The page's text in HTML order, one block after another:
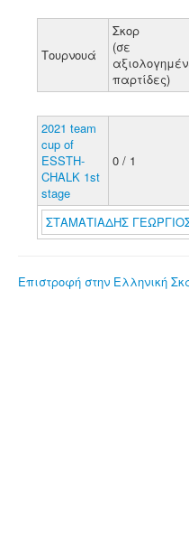
Τουρνουά
Σκορ
(σε
παρτίδες)
2021 team
cup of
ESSTH-
CHALK 1st
stage
0 / 1
ΣΤΑΜΑΤΙΑΔΗΣ
Επιστροφή στην Ελληνική